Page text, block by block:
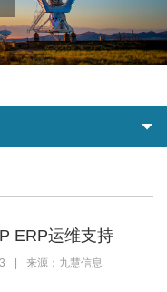
ERP运维支持
来源：九慧信息